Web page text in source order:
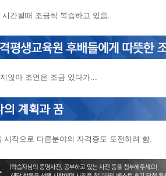
간될때 조금씩 복습하고 있음.
않아 조언은 조금 있다가...
시작으로 다른분야의 자격증도 도전하려 함.